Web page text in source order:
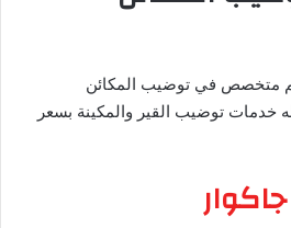
متخصص في توضيب المكائن
خدمات توضيب القير والمكينة بسعر